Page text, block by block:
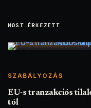
MOST ÉRKEZETT
SZABÁLYOZÁS
EU-s tranzakciós
tól